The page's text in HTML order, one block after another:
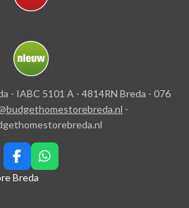
- IABC 5101 A - 4814RN Breda - 076
-
F
a
W
h
Breda